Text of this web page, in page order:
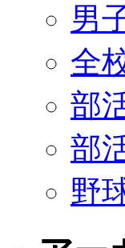
男
全
部
部
野